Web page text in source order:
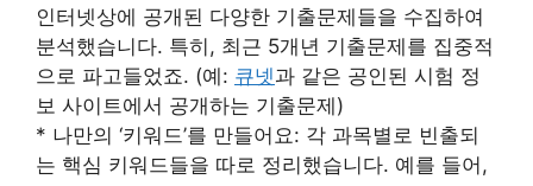
인터넷상에 공개된 다양한 기출문제들을 수집하여
분석했습니다. 특히, 최근 5개년 기출문제를 집중적
으로 파고들었죠. (예: 큐넷과 같은 공인된 시험 정
보 사이트에서 공개하는 기출문제)
* 나만의 ‘키워드’를 만들어요: 각 과목별로 빈출되
는 핵심 키워드들을 따로 정리했습니다. 예를 들어,